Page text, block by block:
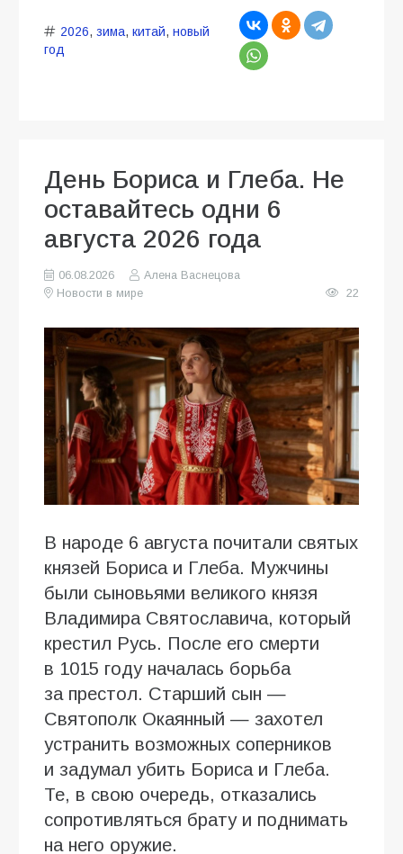
2026, зима, китай, новый
год
День Бориса и Глеба. Не
оставайтесь одни 6
августа 2026 года
06.08.2026
Алена Васнецова
Новости в мире
22
В народе 6 августа почитали святых
князей Бориса и Глеба. Мужчины
были сыновьями великого князя
Владимира Святославича, который
крестил Русь. После его смерти
в 1015 году началась борьба
за престол. Старший сын —
Святополк Окаянный — захотел
устранить возможных соперников
и задумал убить Бориса и Глеба.
Те, в свою очередь, отказались
сопротивляться брату и поднимать
на него оружие.